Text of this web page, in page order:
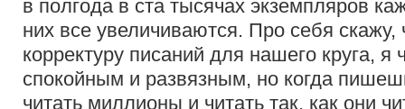
в полгода в ста тысячах экземпляров
них все увеличиваются. Про себя скажу,
корректуру писаний для нашего круга, я
спокойным и развязным, но когда
читать миллионы и читать так, как они